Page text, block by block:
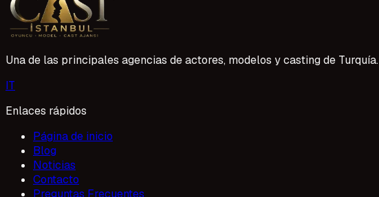
Una de las principales agencias de actores, modelos y casting de Turquía.
IT
Enlaces rápidos
Página de inicio
Blog
Noticias
Contacto
Preguntas Frecuentes